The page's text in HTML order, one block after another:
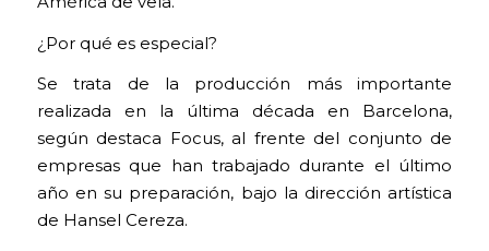
¿Por qué es especial?
Se trata de la producción más importante
realizada en la última década en Barcelona,
según destaca Focus, al frente del conjunto de
empresas que han trabajado durante el último
año en su preparación, bajo la dirección artística
de Hansel Cereza.